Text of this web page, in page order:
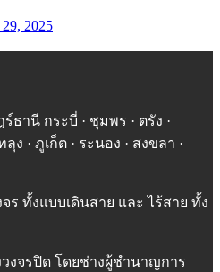
2025
ธานี กระบี่ · ชุมพร · ตรัง ·
ง · ภูเก็ต · ระนอง · สงขลา ·
ร ทั้งแบบเดินสาย และ ไร้สาย ทั้ง
งจรปิด โดยช่างผู้ชำนาญการ